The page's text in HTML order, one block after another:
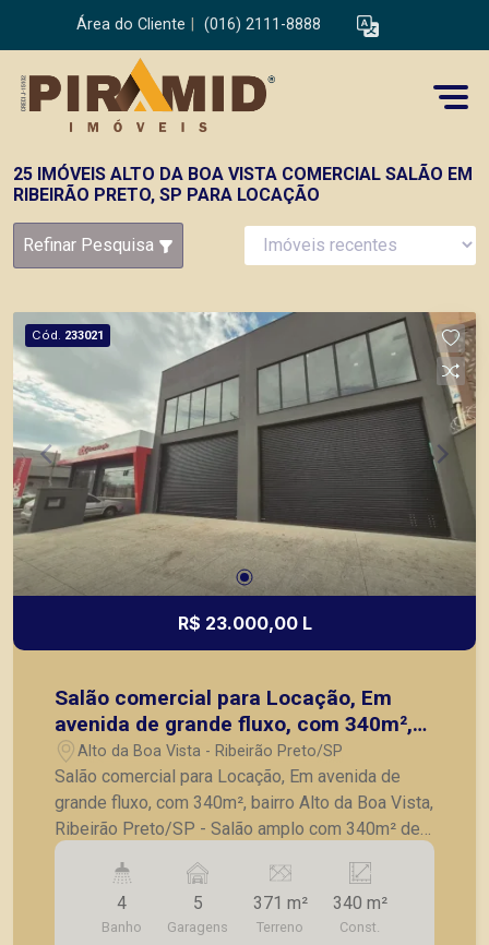
Área do Cliente (016) 2111-8888
25 IMÓVEIS ALTO DA BOA VISTA COMERCIAL SALÃO EM
RIBEIRÃO PRETO, SP PARA LOCAÇÃO
Refinar Pesquisa
Cód. 233021
R$ 23.000,00 L
Salão comercial para Locação, Em
avenida de grande fluxo, com 340m²,
bairro Alto da Boa Vista, Ribeirão
Preto/SP
Alto da Boa Vista - Ribeirão Preto/SP
Salão comercial para Locação, Em avenida de
grande fluxo, com 340m², bairro Alto da Boa Vista,
Ribeirão Preto/SP - Salão amplo com 340m² de
área construída; - 04 Banheiros; - Mezanino - 5
vagas recuadas - Imóvel localizado em avenida
de grande fluxo; A Piramid tem como objetivo
atender seus clientes com agilidade e segurança,
4
Banho
5
Garagens
371 m²
Terreno
340 m²
Const.